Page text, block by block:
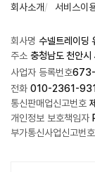
회사소개 서비스이
회사명 수넬트레이딩
주소 충청남도 천안
사업자 등록번호
전화 010-2361-
통신판매업신고번호
개인정보 보호책임자
부가통신사업신고번호